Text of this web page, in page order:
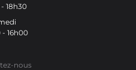
18h30
16h00
nous